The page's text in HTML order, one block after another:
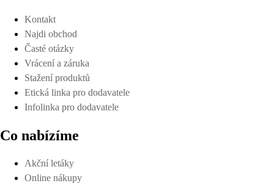
Kontakt
Najdi obchod
Časté otázky
Vrácení a záruka
Stažení produktů
Etická linka pro dodavatele
Infolinka pro dodavatele
Co nabízíme
Akční letáky
Online nákupy